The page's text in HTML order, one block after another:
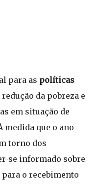
para as políticas
da pobreza e
em situação de
que o ano
torno dos
se informado sobre
para o recebimento